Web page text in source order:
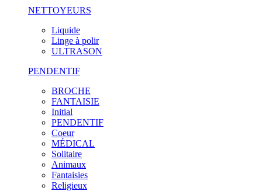
NETTOYEURS
Liquide
Linge à polir
ULTRASON
PENDENTIF
BROCHE
FANTAISIE
Initial
PENDENTIF
Coeur
MÉDICAL
Solitaire
Animaux
Fantaisies
Religieux